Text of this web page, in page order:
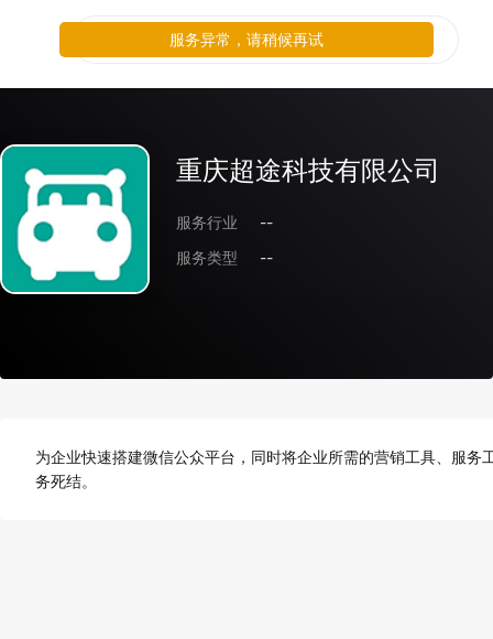
重庆超途科技有限公司
服务行业
--
服务类型
--
为企业快速搭建微信公众平台，同时将企业所需的营销工具、服
务死结。
服务异常，请稍候再试